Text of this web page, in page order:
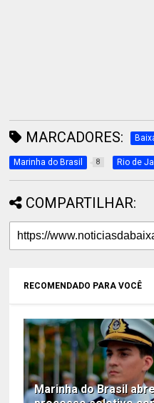
MARCADORES:
Marinha do Brasil 8 Rio de
COMPARTILHAR:
RECOMENDADO PARA VOCÊ
Marinha do Brasil